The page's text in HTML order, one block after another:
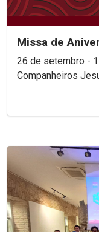
Missa de
26 de setembro -
Companheiros